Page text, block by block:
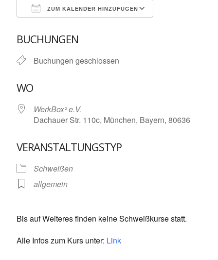
ZUM KALENDER HINZUFÜGEN
BUCHUNGEN
Buchungen geschlossen
WO
WerkBox³ e.V.
Dachauer Str. 110c, München, Bayern, 80636
VERANSTALTUNGSTYP
Schweißen
allgemein
Bis auf Weiteres finden keine Schweißkurse statt.
Alle Infos zum Kurs unter: Link